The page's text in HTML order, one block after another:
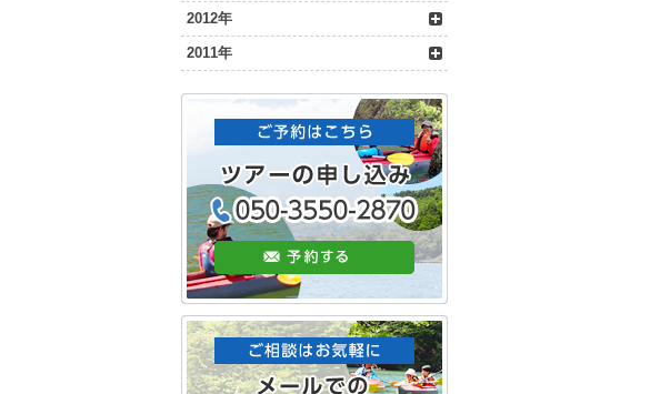
2012年
2011年